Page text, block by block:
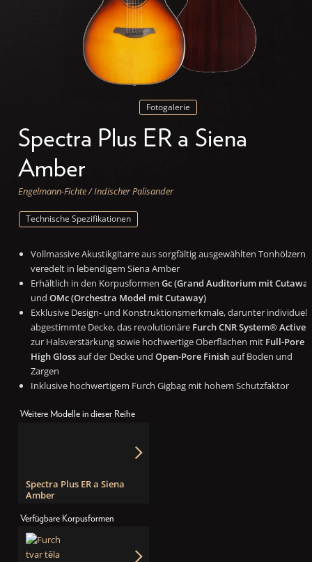
Fotogalerie
Spectra Plus ER a Siena
Amber
Engelmann-Fichte / Indischer Palisander
Technische Spezifikationen
Vollmassive Akustikgitarre aus sorgfältig ausgewählten Tonhölzern,
veredelt in lebendigem Siena Amber
Erhältlich in den Korpusformen Gc (Grand Auditorium mit
und OMc (Orchestra Model mit Cutaway)
Exklusive Design- und Konstruktionsmerkmale, darunter individuell
abgestimmte Decke, das revolutionäre Furch CNR System® Active
zur Halsverstärkung sowie hochwertige Oberflächen mit Full-Pore
High Glossauf der Decke und Open-Pore Finishauf Boden und
Zargen
Inklusive hochwertigem Furch Gigbag mit hohem Schutzfaktor
Weitere Modelle in dieser Reihe
Spectra Plus ER a Siena
Amber
Verfügbare Korpusformen